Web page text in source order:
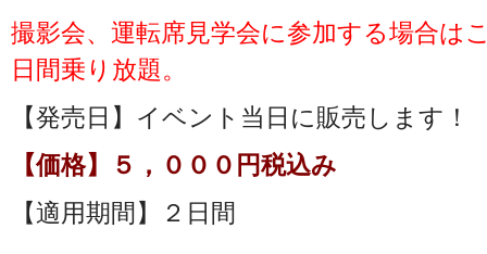
撮影会、運転席見学会に参加する場合は
日間乗り放題。
【発売日】イベント当日に販売します！
【価格】５，０００円税込み
【適用期間】２日間